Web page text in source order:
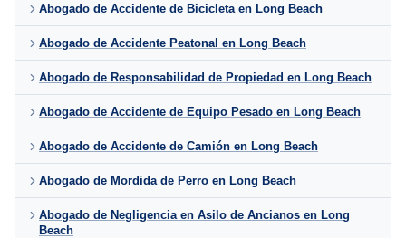
Abogado de Accidente de Bicicleta en Long Beach
Abogado de Accidente Peatonal en Long Beach
Abogado de Responsabilidad de Propiedad en Long Beach
Abogado de Accidente de Equipo Pesado en Long Beach
Abogado de Accidente de Camión en Long Beach
Abogado de Mordida de Perro en Long Beach
Abogado de Negligencia en Asilo de Ancianos en Long
Beach